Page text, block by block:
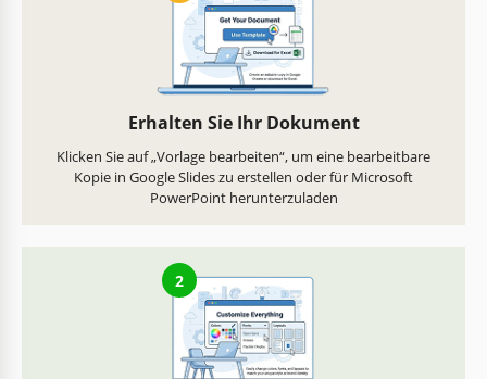
Erhalten Sie Ihr Dokument
Klicken Sie auf „Vorlage bearbeiten“, um eine bearbeitbare
Kopie in Google Slides zu erstellen oder für Microsoft
PowerPoint herunterzuladen
2